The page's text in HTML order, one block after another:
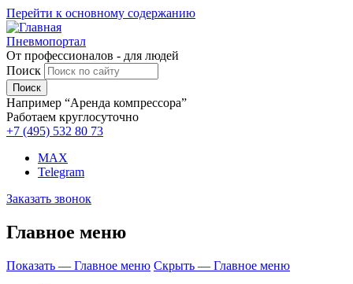
Перейти к основному содержанию
Пневмопортал
От профессионалов - для людей
Поиск
Например “Аренда компрессора”
Работаем круглосуточно
+7 (495) 532 80 73
MAX
Telegram
Заказать звонок
Главное меню
Показать — Главное меню Скрыть — Главное меню